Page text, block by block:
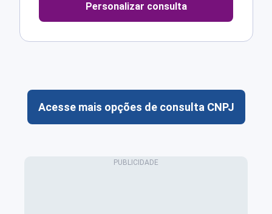
Personalizar consulta
Acesse mais opções de consulta CNPJ